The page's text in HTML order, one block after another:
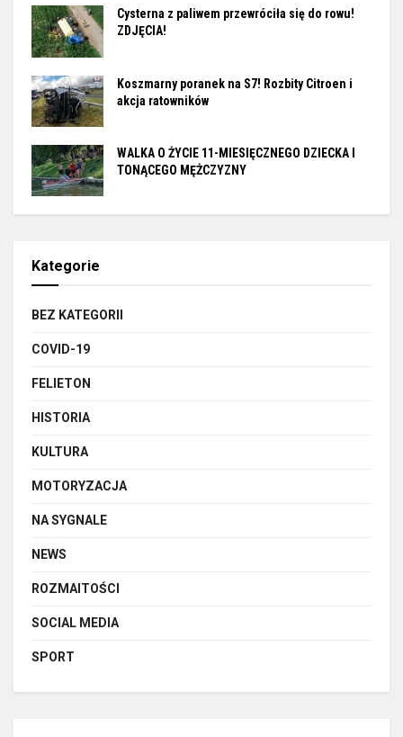
Cysterna z paliwem przewróciła się do rowu!
ZDJĘCIA!
Koszmarny poranek na S7! Rozbity Citroen i
akcja ratowników
WALKA O ŻYCIE 11-MIESIĘCZNEGO DZIECKA I
TONĄCEGO MĘŻCZYZNY
Kategorie
BEZ KATEGORII
COVID-19
FELIETON
HISTORIA
KULTURA
MOTORYZACJA
NA SYGNALE
NEWS
ROZMAITOŚCI
SOCIAL MEDIA
SPORT